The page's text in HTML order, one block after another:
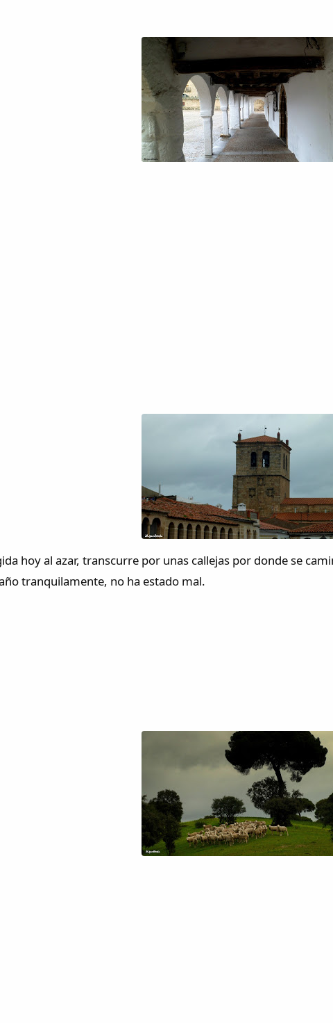
hoy al azar, transcurre por unas callejas por donde se
tranquilamente, no ha estado mal.